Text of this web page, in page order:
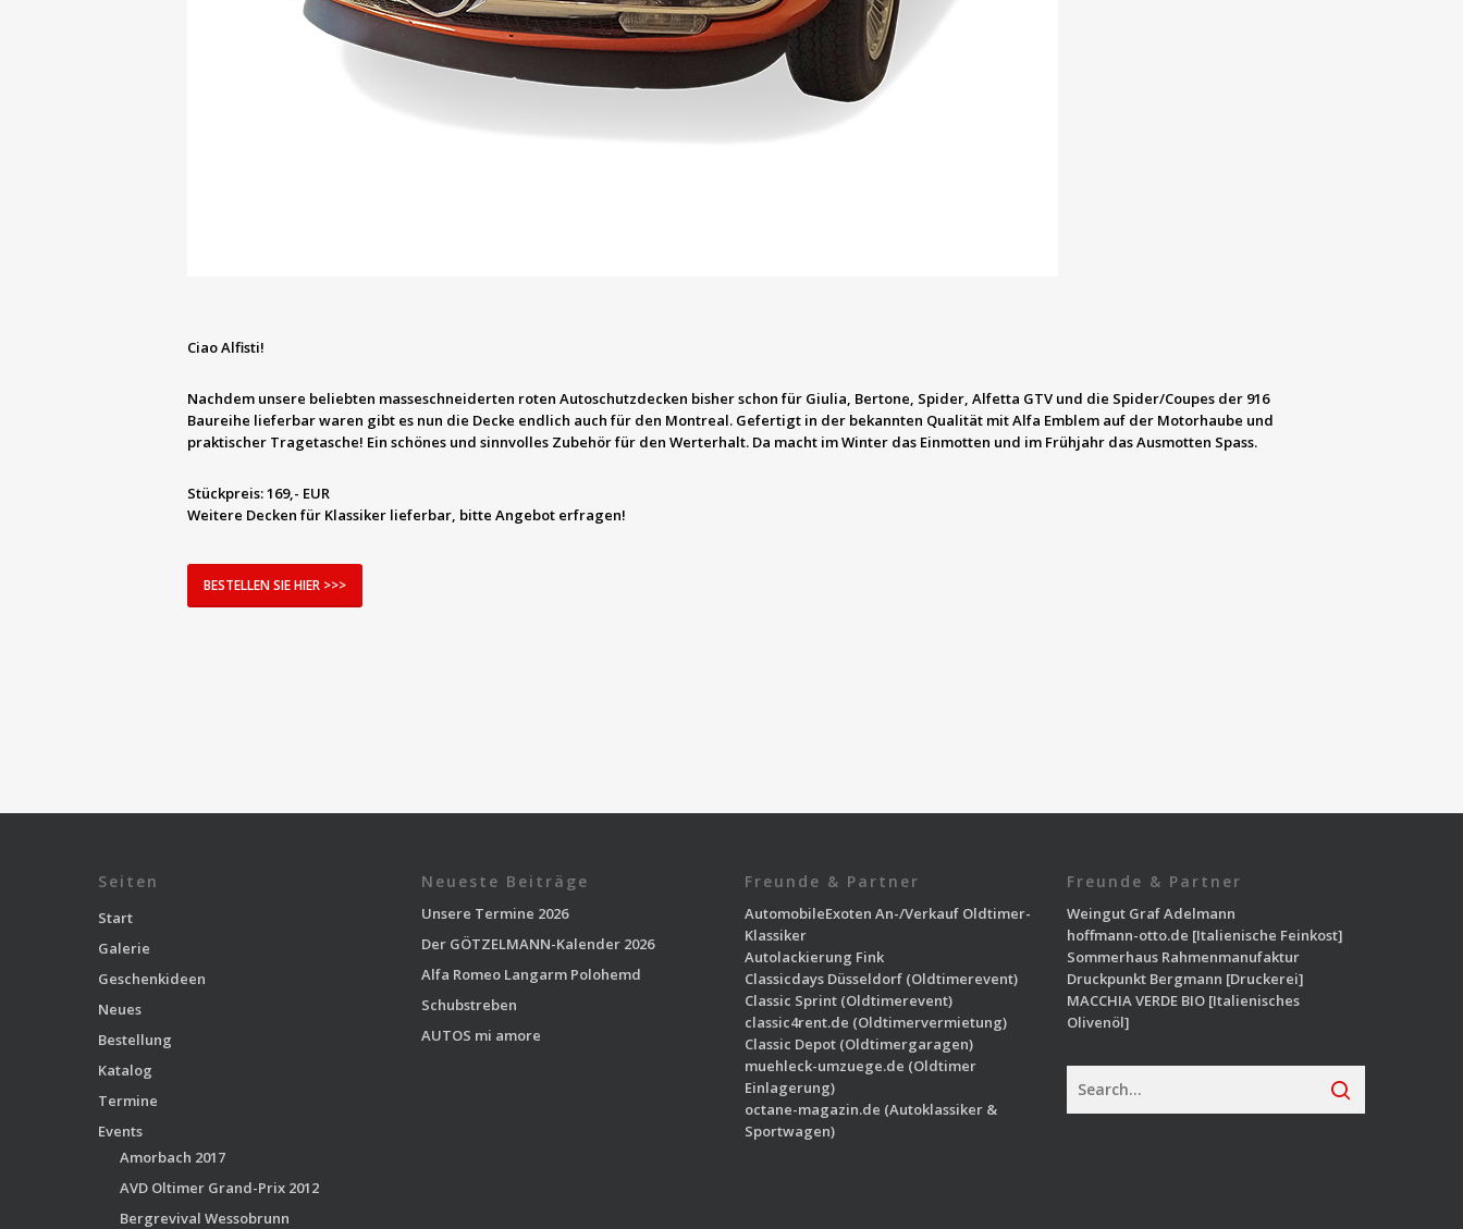
Ciao Alfisti!
Nachdem unsere beliebten masseschneiderten roten Autoschutzdecken bisher schon für Giulia, Bertone, Spider, Alfetta GTV und die Spider/Coupes der 916
Baureihe lieferbar waren gibt es nun die Decke endlich auch für den Montreal. Gefertigt in der bekannten Qualität mit Alfa Emblem auf der Motorhaube und
praktischer Tragetasche! Ein schönes und sinnvolles Zubehör für den Werterhalt. Da macht im Winter das Einmotten und im Frühjahr das Ausmotten Spass.
Stückpreis:169,- EUR
Weitere Decken für Klassiker lieferbar, bitte Angebot erfragen!
BESTELLEN SIE HIER >>>
Seiten
Start
Galerie
Geschenkideen
Neues
Bestellung
Katalog
Termine
Events
Amorbach 2017
AVD Oltimer Grand-Prix 2012
Bergrevival Wessobrunn
Neueste Beiträge
Unsere Termine 2026
Der GÖTZELMANN-Kalender 2026
Alfa Romeo Langarm Polohemd
Schubstreben
AUTOS mi amore
Freunde & Partner
AutomobileExoten An-/Verkauf Oldtimer-
Klassiker
Autolackierung Fink
Classicdays Düsseldorf(Oldtimerevent)
Classic Sprint(Oldtimerevent)
classic4rent.de (Oldtimervermietung)
Classic Depot(Oldtimergaragen)
muehleck-umzuege.de (Oldtimer
Einlagerung)
octane-magazin.de (Autoklassiker &
Sportwagen)
Freunde & Partner
Weingut Graf Adelmann
hoffmann-otto.de [Italienische Feinkost]
Sommerhaus Rahmenmanufaktur
Druckpunkt Bergmann [Druckerei]
MACCHIA VERDE BIO [Italienisches
Olivenöl]